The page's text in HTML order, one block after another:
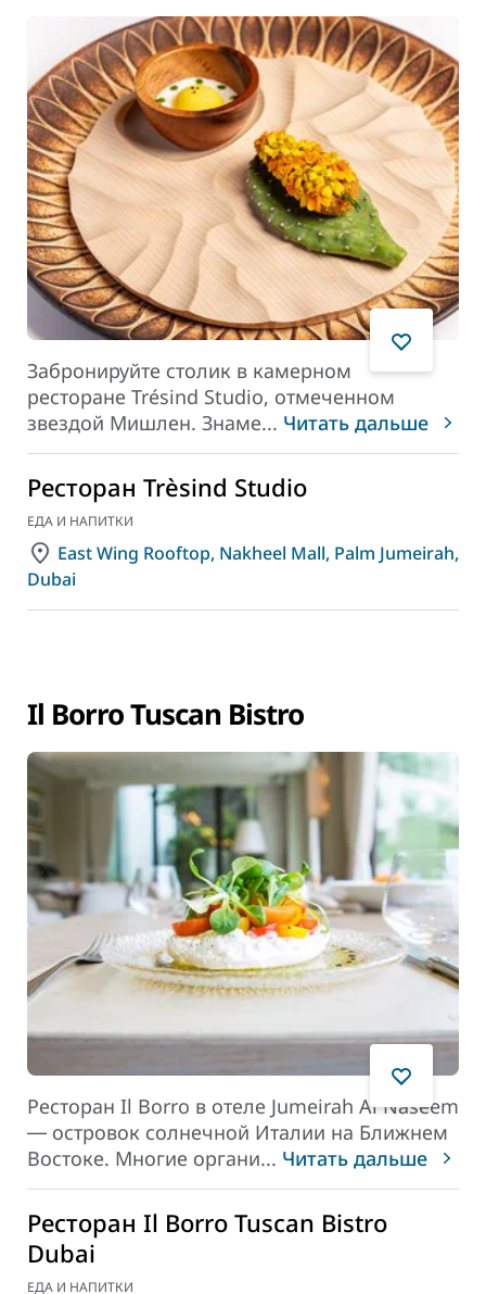
Забронируйте столик в камерном
ресторане Trésind Studio, отмеченном
звездой Мишлен. Знаме... Читать дальше
Ресторан Trèsind Studio
ЕДА И НАПИТКИ
East Wing Rooftop, Nakheel Mall, Palm Jumeirah,
Dubai
Il Borro Tuscan Bistro
Ресторан Il Borro в отеле Jumeirah Al Naseem
― островок солнечной Италии на Ближнем
Востоке. Многие органи... Читать дальше
Ресторан Il Borro Tuscan Bistro
Dubai
ЕДА И НАПИТКИ